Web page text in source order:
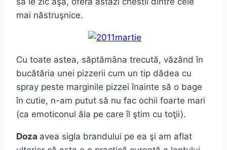
mai năstruşnice.
Cu toate astea, săptămâna trecută, văzând în
bucătăria unei pizzerii cum un tip dădea cu
spray peste marginile pizzei înainte să o bage
în cutie, n-am putut să nu fac ochii foarte mari
(ca emoticonul ăla pe care îl ştim cu toţii).
Doza avea sigla brandului pe ea şi am aflat